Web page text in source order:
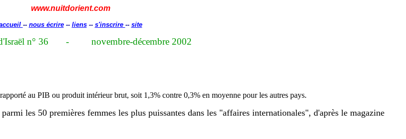
www.nuitdorient.com
-- nous écrire-- liens-- s'inscrire -- site
n° 36 - novembre-décembre 2002
au PIB ou produit intérieur brut, soit 1,3% contre 0,3% en moyenne pour les autres pays.
les 50 premières femmes les plus puissantes dans les "affaires internationales", d'après le magazine